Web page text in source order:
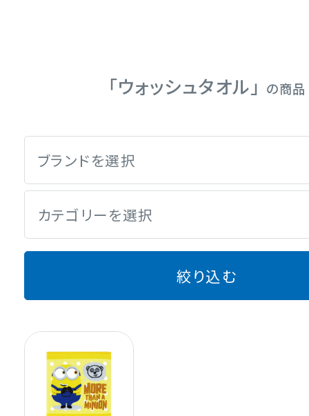
「ウォッシュタオル」 の商品
ブランドを選択
カテゴリーを選択
絞り込む